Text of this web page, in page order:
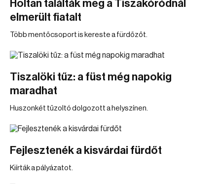
Holtan találták meg a Tiszakóródnál
elmerült fiatalt
Több mentőcsoport is kereste a fürdőzőt.
Tiszalöki tűz: a füst még napokig
maradhat
Huszonkét tűzoltó dolgozott a helyszínen.
Fejlesztenék a kisvárdai fürdőt
Kiírták a pályázatot.